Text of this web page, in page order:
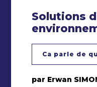
Solutions
Ca parle de
par Erwan